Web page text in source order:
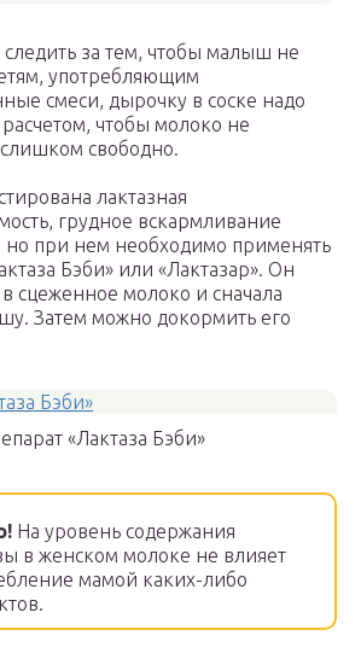
за тем, чтобы малыш не
употребляющим
смеси, дырочку в соске надо
расчетом, чтобы молоко не
свободно.
лактазная
грудное вскармливание
но при нем необходимо применять
Бэби» или «Лактазар». Он
в сцеженное молоко и сначала
Затем можно докормить его
«Лактаза Бэби»
На уровень содержания
в женском молоке не влияет
мамой каких-либо